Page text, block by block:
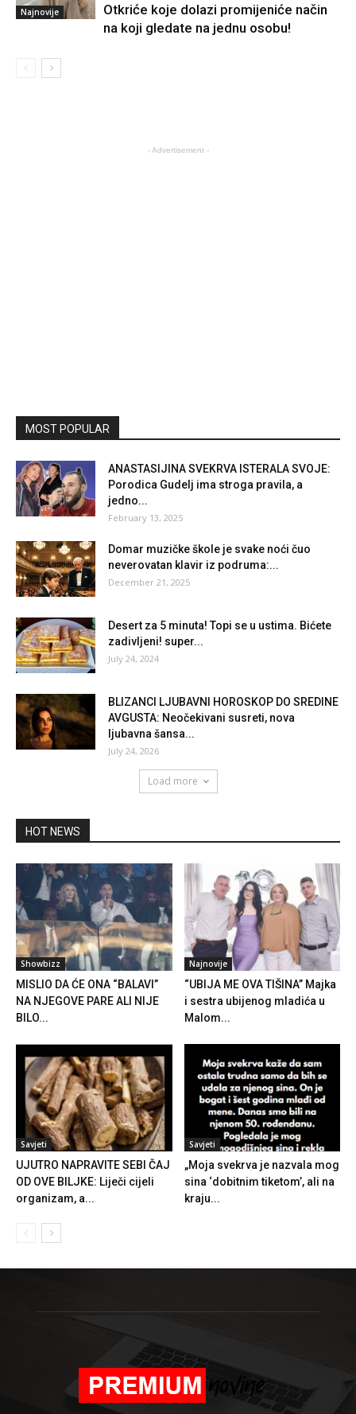
Najnovije
Otkriće koje dolazi promijeniće način
na koji gledate na jednu osobu!
- Advertisement -
MOST POPULAR
ANASTASIJINA SVEKRVA ISTERALA SVOJE:
Porodica Gudelj ima stroga pravila, a
jedno...
February 13, 2025
Domar muzičke škole je svake noći čuo
neverovatan klavir iz podruma:...
December 21, 2025
Desert za 5 minuta! Topi se u ustima. Bićete
zadivljeni! super...
July 24, 2024
BLIZANCI LJUBAVNI HOROSKOP DO SREDINE
AVGUSTA: Neočekivani susreti, nova
ljubavna šansa...
July 24, 2026
Load more
HOT NEWS
Showbizz
MISLIO DA ĆE ONA “BALAVI”
NA NJEGOVE PARE ALI NIJE
BILO...
Najnovije
“UBIJA ME OVA TIŠINA” Majka
i sestra ubijenog mladića u
Malom...
Savjeti
UJUTRO NAPRAVITE SEBI ČAJ
OD OVE BILJKE: Liječi cijeli
organizam, a...
Savjeti
„Moja svekrva je nazvala mog
sina ‘dobitnim tiketom’, ali na
kraju...